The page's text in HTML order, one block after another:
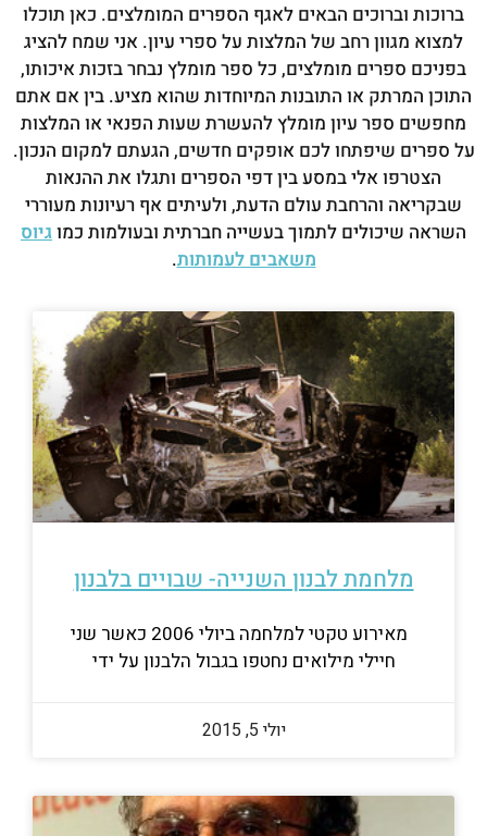
ברוכות וברוכים הבאים לאגף הספרים המומלצים. כאן תוכלו
למצוא מגוון רחב של המלצות על ספרי עיון. אני שמח להציג
בפניכם ספרים מומלצים, כל ספר מומלץ נבחר בזכות איכותו,
התוכן המרתק או התובנות המיוחדות שהוא מציע. בין אם אתם
מחפשים ספר עיון מומלץ להעשרת שעות הפנאי או המלצות
על ספרים שיפתחו לכם אופקים חדשים, הגעתם למקום הנכון.
הצטרפו אלי במסע בין דפי הספרים ותגלו את ההנאות
שבקריאה והרחבת עולם הדעת, ולעיתים אף רעיונות מעוררי
השראה שיכולים לתמוך בעשייה חברתית ובעולמות כמוגיוס
משאבים לעמותות.
מלחמת לבנון השנייה- שבויים בלבנון
מאירוע טקטי למלחמה ביולי 2006 כאשר שני
חיילי מילואים נחטפו בגבול הלבנון על ידי
יולי 5, 2015